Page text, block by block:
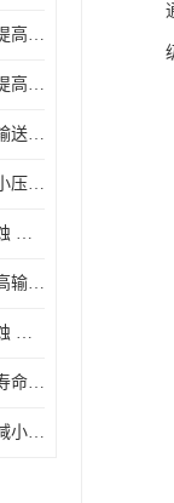
硫酸装车鹤管 维修方便 提高输送效率
天然气鹤管 承载能力强 提高输送效率
伴热鹤管 旋转灵活 提高输送效率
万向鹤管 承载能力强 减小压力损失
油气鹤管 维修方便 耐腐蚀 耐高温
乙烯鹤管 密封性能好 提高输送效率
下卸鹤管 维修方便 耐腐蚀 耐高温
槽车鹤管 维修方便 使用寿命较长
液下装车鹤管 旋转灵活 减小压力损失